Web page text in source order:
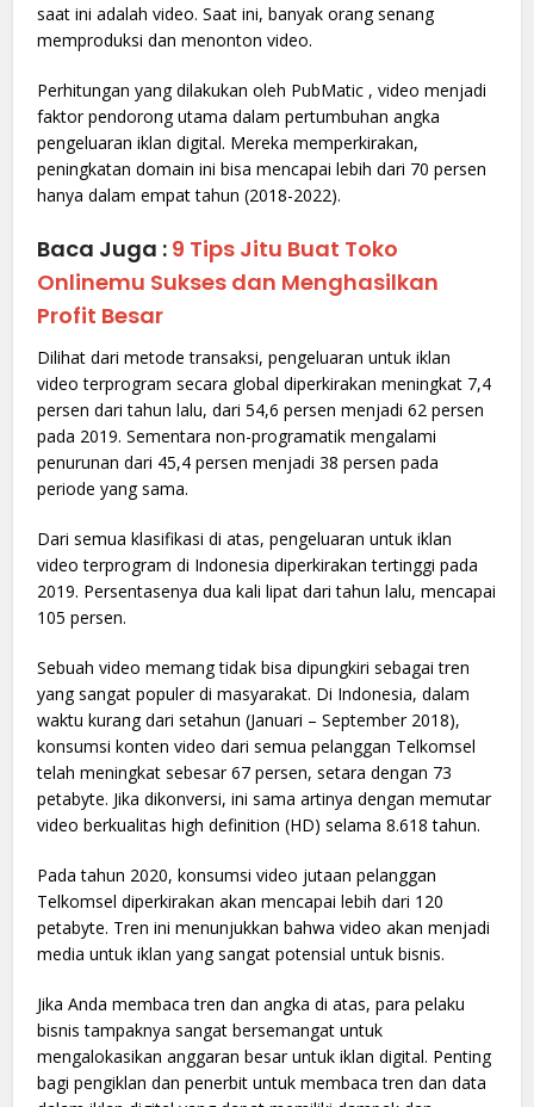
saat ini adalah video. Saat ini, banyak orang senang
memproduksi dan menonton video.
Perhitungan yang dilakukan oleh PubMatic , video menjadi
faktor pendorong utama dalam pertumbuhan angka
pengeluaran iklan digital. Mereka memperkirakan,
peningkatan domain ini bisa mencapai lebih dari 70 persen
hanya dalam empat tahun (2018-2022).
Baca Juga : 9 Tips Jitu Buat Toko
Onlinemu Sukses dan Menghasilkan
Profit Besar
Dilihat dari metode transaksi, pengeluaran untuk iklan
video terprogram secara global diperkirakan meningkat 7,4
persen dari tahun lalu, dari 54,6 persen menjadi 62 persen
pada 2019. Sementara non-programatik mengalami
penurunan dari 45,4 persen menjadi 38 persen pada
periode yang sama.
Dari semua klasifikasi di atas, pengeluaran untuk iklan
video terprogram di Indonesia diperkirakan tertinggi pada
2019. Persentasenya dua kali lipat dari tahun lalu, mencapai
105 persen.
Sebuah video memang tidak bisa dipungkiri sebagai tren
yang sangat populer di masyarakat. Di Indonesia, dalam
waktu kurang dari setahun (Januari – September 2018),
konsumsi konten video dari semua pelanggan Telkomsel
telah meningkat sebesar 67 persen, setara dengan 73
petabyte. Jika dikonversi, ini sama artinya dengan memutar
video berkualitas high definition (HD) selama 8.618 tahun.
Pada tahun 2020, konsumsi video jutaan pelanggan
Telkomsel diperkirakan akan mencapai lebih dari 120
petabyte. Tren ini menunjukkan bahwa video akan menjadi
media untuk iklan yang sangat potensial untuk bisnis.
Jika Anda membaca tren dan angka di atas, para pelaku
bisnis tampaknya sangat bersemangat untuk
mengalokasikan anggaran besar untuk iklan digital. Penting
bagi pengiklan dan penerbit untuk membaca tren dan data